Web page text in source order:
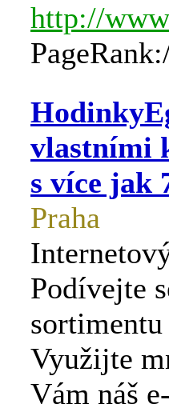
http://
vlastními
s více jak
Praha
Podívejte
Využijte
Vám náš